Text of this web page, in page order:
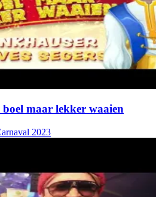
maar lekker waaien
2023